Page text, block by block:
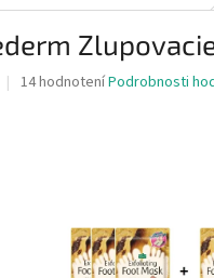
Priemerné
hviezdičiek.
14 hodnoteníPodrobnosti